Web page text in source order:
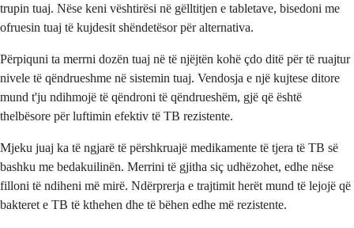
trupin tuaj. Nëse keni vështirësi në gëlltitjen e tabletave, bisedoni me
ofruesin tuaj të kujdesit shëndetësor për alternativa.
Përpiquni ta merrni dozën tuaj në të njëjtën kohë çdo ditë për të ruajtur
nivele të qëndrueshme në sistemin tuaj. Vendosja e një kujtese ditore
mund t'ju ndihmojë të qëndroni të qëndrueshëm, gjë që është
thelbësore për luftimin efektiv të TB rezistente.
Mjeku juaj ka të ngjarë të përshkruajë medikamente të tjera të TB së
bashku me bedakuilinën. Merrini të gjitha siç udhëzohet, edhe nëse
filloni të ndiheni më mirë. Ndërprerja e trajtimit herët mund të lejojë që
bakteret e TB të kthehen dhe të bëhen edhe më rezistente.